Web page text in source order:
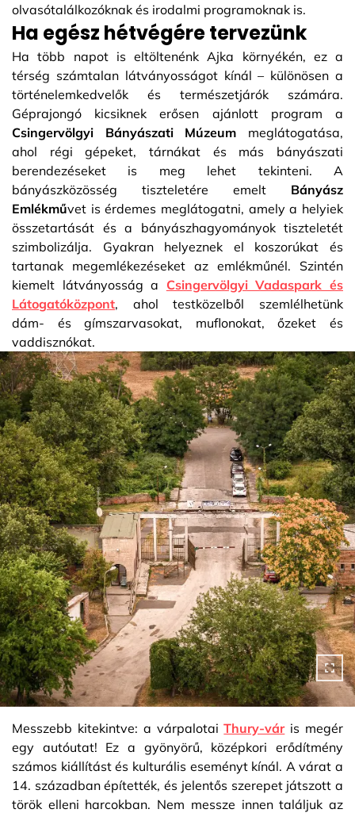
olvasótalálkozóknak és irodalmi programoknak is.
Ha egész hétvégére tervezünk
Ha több napot is eltöltenénk Ajka környékén, ez a
térség számtalan látványosságot kínál – különösen a
történelemkedvelők és természetjárók számára.
Géprajongó kicsiknek erősen ajánlott program a
Csingervölgyi Bányászati Múzeum meglátogatása,
ahol régi gépeket, tárnákat és más bányászati
berendezéseket is meg lehet tekinteni. A
bányászközösség tiszteletére emelt Bányász
Emlékművet is érdemes meglátogatni, amely a helyiek
összetartását és a bányászhagyományok tiszteletét
szimbolizálja. Gyakran helyeznek el koszorúkat és
tartanak megemlékezéseket az emlékműnél. Szintén
kiemelt látványosság a Csingervölgyi Vadaspark és
Látogatóközpont, ahol testközelből szemlélhetünk
dám- és gímszarvasokat, muflonokat, őzeket és
vaddisznókat.
Messzebb kitekintve: a várpalotaiThury-váris megér
egy autóutat! Ez a gyönyörű, középkori erődítmény
számos kiállítást és kulturális eseményt kínál. A várat a
14. században építették, és jelentős szerepet játszott a
török elleni harcokban. Nem messze innen találjuk az